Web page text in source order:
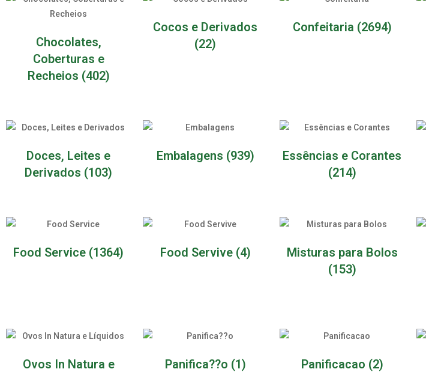
Chocolates,
Coberturas e
Recheios (402)
Cocos e Derivados
(22)
Confeitaria (2694)
Doces, Leites e
Derivados (103)
Embalagens (939)
Essências e Corantes
(214)
Food Service (1364) Food Servive (4)
Misturas para Bolos
(153)
Ovos In Natura e
Panifica??o (1) Panificacao (2)